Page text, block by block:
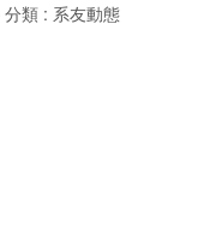
分類 : 系友動態